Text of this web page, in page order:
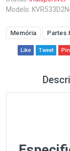
Modelo:
Memória Partes
Like Tweet